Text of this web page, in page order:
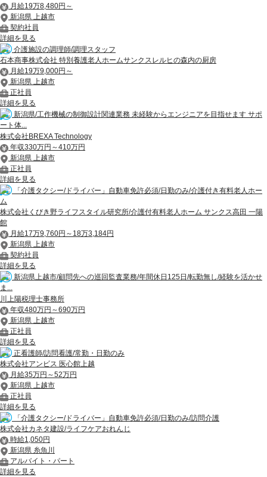
月給19万8,480円～
新潟県 上越市
契約社員
詳細を見る
介護施設の調理師/調理スタッフ
石本商事株式会社 特別養護老人ホームサンクスレルヒの森内の厨房
月給19万9,000円～
新潟県 上越市
正社員
詳細を見る
新潟県/工作機械の制御設計関連業務 未経験からエンジニアを目指せます サポ
ート体...
株式会社BREXA Technology
年収330万円～410万円
新潟県 上越市
正社員
詳細を見る
「介護タクシー/ドライバー」自動車免許必須/日勤のみ/介護付き有料老人ホー
ム
株式会社くびき野ライフスタイル研究所/介護付有料老人ホーム サンクス高田 一陽
館
月給17万9,760円～18万3,184円
新潟県 上越市
契約社員
詳細を見る
新潟県上越市/顧問先への巡回監査業務/年間休日125日/転勤無し/経験を活かせ
ま...
川上陽税理士事務所
年収480万円～690万円
新潟県 上越市
正社員
詳細を見る
正看護師/訪問看護/常勤・日勤のみ
株式会社アンビス 医心館上越
月給35万円～52万円
新潟県 上越市
正社員
詳細を見る
「介護タクシー/ドライバー」自動車免許必須/日勤のみ/訪問介護
株式会社カネタ建設/ライフケアおれんじ
時給1,050円
新潟県 糸魚川
アルバイト・パート
詳細を見る